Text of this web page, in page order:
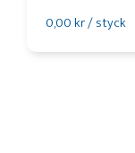
0,00 kr / styck